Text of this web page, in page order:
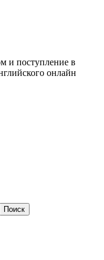
и поступление в
онлайн
Поиск